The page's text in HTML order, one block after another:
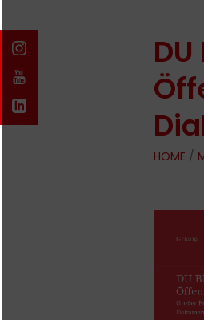
DU
HOME /